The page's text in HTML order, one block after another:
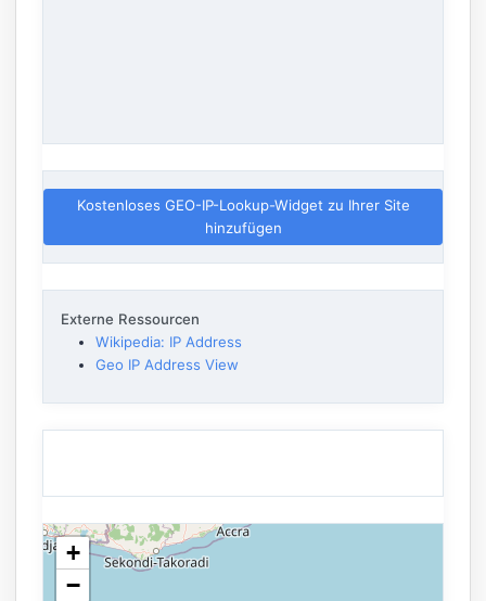
Kostenloses GEO-IP-Lookup-Widget zu Ihrer Site
hinzufügen
Externe Ressourcen
Wikipedia: IP Address
Geo IP Address View
+
−